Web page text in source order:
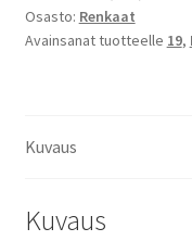
XL
määrä
Osasto: Renkaat
Avainsanat tuotteelle 19,
Kuvaus
Kuvaus